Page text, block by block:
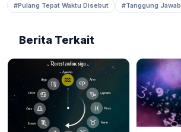
#Pulang Tepat Waktu Disebut
#Tanggung Jawab
Berita Terkait